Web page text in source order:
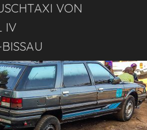
VON
IV